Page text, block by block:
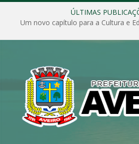
ÚLTIMAS
Um novo capítulo para a Cultura e